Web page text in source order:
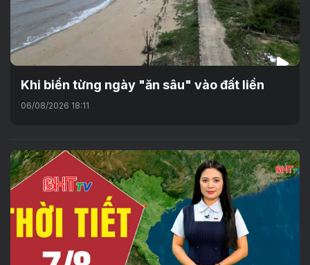
Khi biển từng ngày "ăn sâu" vào đất liền
06/08/2026 18:11